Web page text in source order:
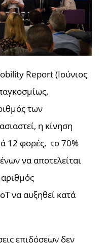
Report (Ιούνιος
των
η κίνηση
12 φορές, το 70%
να αποτελείται
να αυξηθεί κατά
επιδόσεων δεν